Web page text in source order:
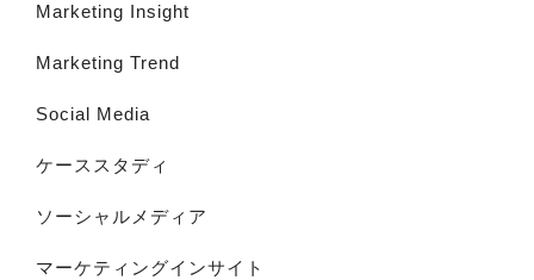
Marketing Insight
Marketing Trend
Social Media
ケーススタディ
ソーシャルメディア
マーケティングインサイト